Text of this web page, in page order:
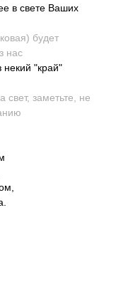
в свете Ваших
будет
нас
некий "край"
свет, заметьте, не